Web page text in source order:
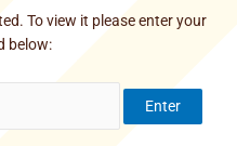
To view it please enter your
below: